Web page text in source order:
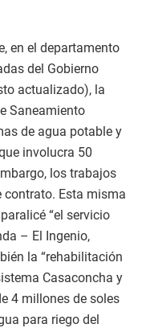
en el departamento
del Gobierno
actualizado), la
Saneamiento
de agua potable y
involucra 50
los trabajos
Esta misma
“el servicio
– El Ingenio,
la “rehabilitación
Casaconcha y
4 millones de soles
para riego del